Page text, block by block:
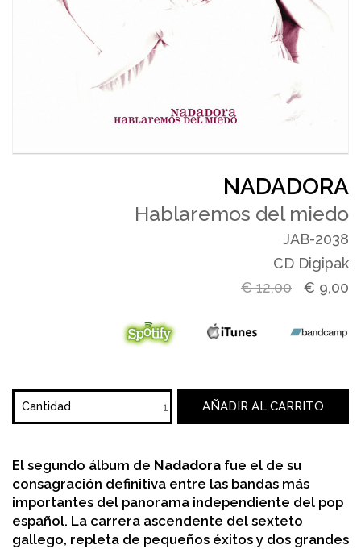
NADADORA
Hablaremos del miedo
JAB-2038
CD Digipak
€12,00 € 9,00
Cantidad AÑADIR AL CARRITO
El segundo álbum de Nadadora fue el de su
consagración definitiva entre las bandas más
importantes del panorama independiente del pop
español. La carrera ascendente del sexteto
gallego, repleta de pequeños éxitos y dos grandes